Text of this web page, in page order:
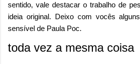
sentido, vale destacar o trabalho de
ideia original.
Deixo com vocês
sensível de Paula Poc.
toda vez a mesma coisa